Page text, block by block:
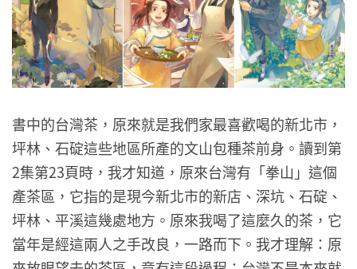
書中的台灣茶，原來就是我們家最喜歡喝的新北市，
坪林、石碇這些地區所產的文山包種茶前身。讀到第
2集第23頁時，我才知道，原來台灣有「拳山」這個
產茶區，它指的是現今新北市的新店、深坑、石碇、
坪林、平溪這幾處地方。原來我喝了這麼久的茶，它
當年是經這兩人之手改良，一路而下。我才理解：原